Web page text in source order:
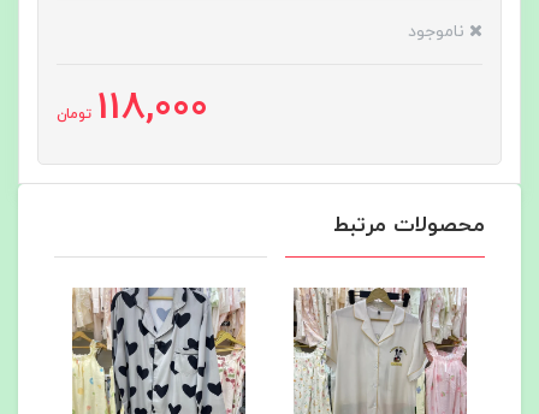
ناموجود
118,000 تومان
محصولات مرتبط